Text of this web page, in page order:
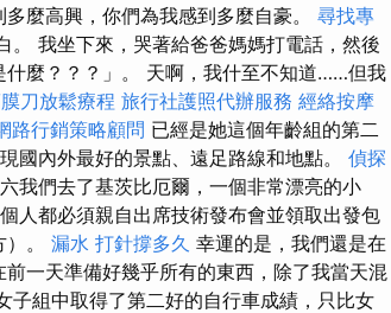
麼高興，你們為我感到多麼自豪。 尋找專
。 我坐下來，哭著給爸爸媽媽打電話，然後
什麼？？？」。 天啊，我什至不知道……但我
刀放鬆療程 旅行社護照代辦服務 經絡按摩
路行銷策略顧問 已經是她這個年齡組的第二
國內外最好的景點、遠足路線和地點。 偵探
我們去了基茨比厄爾，一個非常漂亮的小
人都必須親自出席技術發布會並領取出發包
。 漏水 打針撐多久 幸運的是，我們還是在
一天準備好幾乎所有的東西，除了我當天混
子組中取得了第二好的自行車成績，只比女